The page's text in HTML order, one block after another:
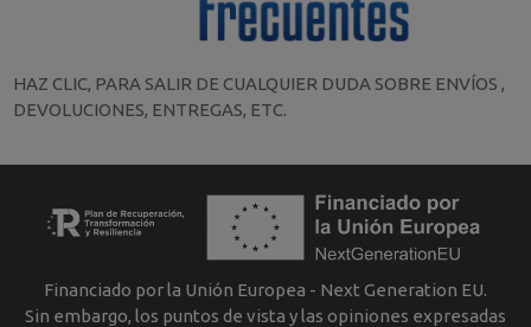
HAZ CLIC, PARA SALIR DE CUALQUIER DUDA SOBRE ENVÍOS ,
DEVOLUCIONES, ENTREGAS, ETC.
Financiado por la Unión Europea - Next Generation EU.
Sin embargo, los puntos de vista y las opiniones expresadas